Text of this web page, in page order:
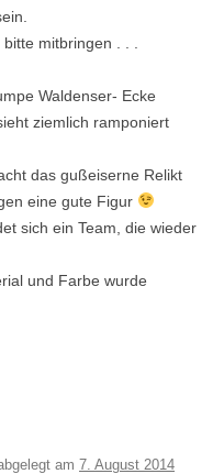
mitbringen . . .
Waldenser- Ecke
ziemlich ramponiert
das gußeiserne Relikt
eine gute Figur
sich ein Team, die wieder
und Farbe wurde
am 7. August 2014